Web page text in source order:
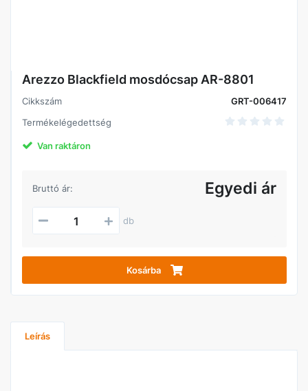
Arezzo Blackfield mosdócsap AR-8801
Cikkszám
GRT-006417
Termékelégedettség
Van raktáron
Bruttó ár: Egyedi ár
db
Kosárba
Leírás